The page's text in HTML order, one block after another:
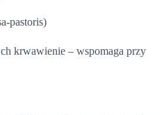
pastoris)
krwawienie – wspomaga przy